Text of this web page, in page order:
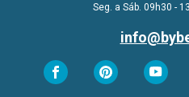
Seg. a Sáb. 09h30 -